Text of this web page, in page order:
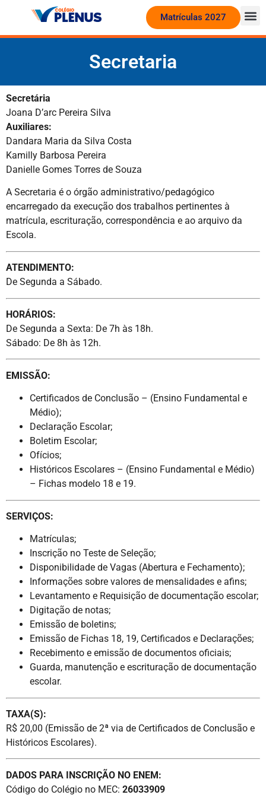
Matrículas 2027
Secretaria
Secretária
Joana D’arc Pereira Silva
Auxiliares:
Dandara Maria da Silva Costa
Kamilly Barbosa Pereira
Danielle Gomes Torres de Souza
A Secretaria é o órgão administrativo/pedagógico
encarregado da execução dos trabalhos pertinentes à
matrícula, escrituração, correspondência e ao arquivo da
Escola.
ATENDIMENTO:
De Segunda a Sábado.
HORÁRIOS:
De Segunda a Sexta: De 7h às 18h.
Sábado: De 8h às 12h.
EMISSÃO:
Certificados de Conclusão – (Ensino Fundamental e
Médio);
Declaração Escolar;
Boletim Escolar;
Ofícios;
Históricos Escolares – (Ensino Fundamental e Médio)
– Fichas modelo 18 e 19.
SERVIÇOS:
Matrículas;
Inscrição no Teste de Seleção;
Disponibilidade de Vagas (Abertura e Fechamento);
Informações sobre valores de mensalidades e afins;
Levantamento e Requisição de documentação escolar;
Digitação de notas;
Emissão de boletins;
Emissão de Fichas 18, 19, Certificados e Declarações;
Recebimento e emissão de documentos oficiais;
Guarda, manutenção e escrituração de documentação
escolar.
TAXA(S):
R$ 20,00 (Emissão de 2ª via de Certificados de Conclusão e
Históricos Escolares).
DADOS PARA INSCRIÇÃO NO ENEM:
Código do Colégio no MEC: 26033909